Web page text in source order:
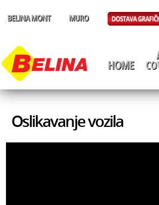
Oslikavanje vozila